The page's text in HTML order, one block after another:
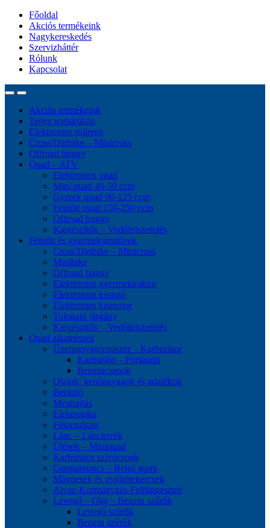
Főoldal
Akciós termékeink
Nagykereskedés
Szervizháttér
Rólunk
Kapcsolat
Akciós termékeink
Teljes webárúház
Elektromos rollerek
Cross/Dirtbike – Minicross
Offroad buggy
Quad – ATV
Elektromos quad
Mini quad 49-50 ccm
Gyerek quad 90-125 ccm
Felnőtt quad 150-250 ccm
Offroad buggy
Kiegészítők – Vedőfelszerelés
Felnőtt és gyermekjárművek
Cross/Dirtbike – Minicross
Minibike
Offroad buggy
Elektromos gyermektraktor
Elektromos kisautó
Elektromos kismotor
Tologató járgány
Kiegészítők – Vedőfelszerelés
Quad alkatrészek
Üzemanyagrendszer – Karburátor
Karburáto – Porlasztó
Benzincsapok
Olajok, kenőanyagok és adalékok
Berántó
Meghajtás
Elektronika
Fékrendszer
Lánc – Lánckerék
Ülések – Miniquad
Karburátor szívócsonk
Gumiabroncs – Belső gumi
Mágnesek és gyújtótekercsek
Alváz-Kormányzás-Felfüggesztés
Levegő – Olaj – Benzin szűrők
Levegő szűrők
Benzin szűrők